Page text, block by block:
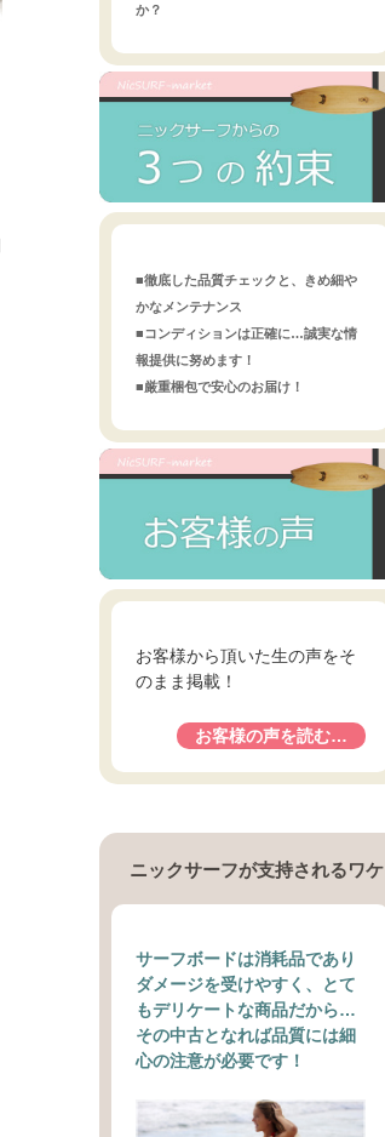
か？
■徹底した品質チェックと、きめ細や
かなメンテナンス
■コンディションは正確に…誠実な情
報提供に努めます！
■厳重梱包で安心のお届け！
お客様から頂いた生の声をそ
のまま掲載！
お客様の声を読む…
ニックサーフが支持されるワケ
サーフボードは消耗品であり
ダメージを受けやすく、とて
もデリケートな商品だから…
その中古となれば品質には細
心の注意が必要です！